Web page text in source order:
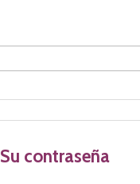
Su contraseña